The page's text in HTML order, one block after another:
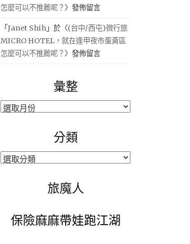
怎麼可以不推薦呢？ 〉發佈留言
「Janet Shih 」於〈(台中/西屯)微行旅
MICRO HOTEL，就在逢甲夜市蛋黃區
怎麼可以不推薦呢？ 〉發佈留言
彙整
彙
分類
分
旅魔人
保險麻麻帶娃跑江湖